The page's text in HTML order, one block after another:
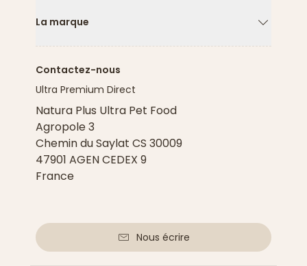
La marque
Contactez-nous
Ultra Premium Direct
Natura Plus Ultra Pet Food
Agropole 3
Chemin du Saylat CS 30009
47901 AGEN CEDEX 9
France
Nous écrire